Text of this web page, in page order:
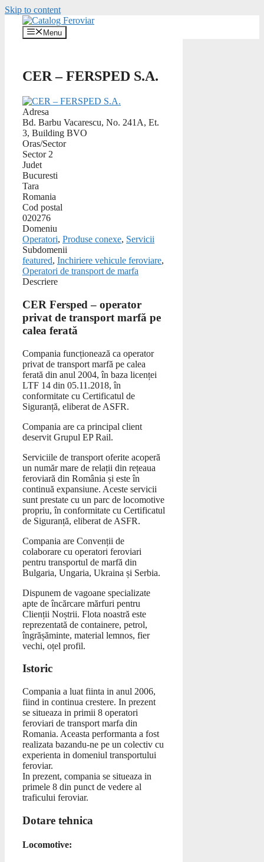
Skip to content
Menu
CER – FERSPED S.A.
Adresa
Bd. Barbu Vacarescu, No. 241A, Et.
3, Building BVO
Oras/Sector
Sector 2
Judet
Bucuresti
Tara
Romania
Cod postal
020276
Domeniu
Operatori, Produse conexe, Servicii
Subdomenii
featured, Inchiriere vehicule feroviare,
Operatori de transport de marfa
Descriere
CER Fersped – operator
privat de transport marfă pe
calea ferată
Compania funcționează ca operator
privat de transport marfă pe calea
ferată din anul 2004, în baza licenței
LTF 14 din 05.11.2018, în
conformitate cu Certificatul de
Siguranță, eliberat de ASFR.
Compania are ca principal client
deservit Grupul EP Rail.
Serviciile de transport oferite acoperă
un număr mare de relații din rețeaua
feroviară din România și este în
continuă expansiune. Aceste servicii
sunt prestate cu un parc de locomotive
propriu, în conformitate cu Certificatul
de Siguranță, eliberat de ASFR.
Compania are Convenții de
colaborare cu operatori feroviari
pentru transportul de marfă din
Bulgaria, Ungaria, Ukraina și Serbia.
Dispunem de vagoane specializate
apte de încărcare mărfuri pentru
Clienții Noștrii. Flota noastră este
reprezentată de containere, petrol,
îngrășăminte, material lemnos, fier
vechi, oțel profil.
Istoric
Compania a luat fiinta in anul 2006,
fiind in continua crestere. In prezent
se situeaza in primii 8 operatori
feroviari de transport marfa din
Romania. Aceasta performanta a fost
realizata bazandu-ne pe un colectiv cu
experienta in domeniul transportului
feroviar.
In prezent, compania se situeaza in
primele 8 din punct de vedere al
traficului feroviar.
Dotare tehnica
Locomotive: